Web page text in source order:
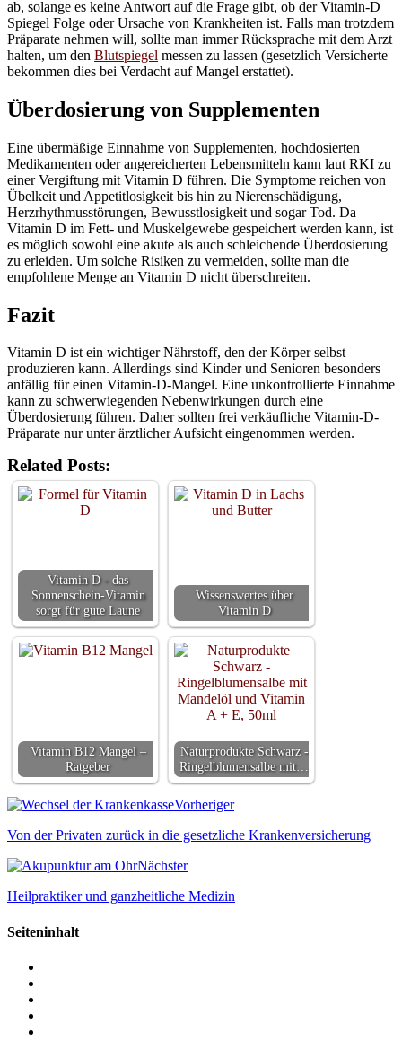
ab, solange es keine Antwort auf die Frage gibt, ob der Vitamin-D
Spiegel Folge oder Ursache von Krankheiten ist. Falls man trotzdem
Präparate nehmen will, sollte man immer Rücksprache mit dem Arzt
halten, um den Blutspiegel messen zu lassen (gesetzlich Versicherte
bekommen dies bei Verdacht auf Mangel erstattet).
Überdosierung von Supplementen
Eine übermäßige Einnahme von Supplementen, hochdosierten
Medikamenten oder angereicherten Lebensmitteln kann laut RKI zu
einer Vergiftung mit Vitamin D führen. Die Symptome reichen von
Übelkeit und Appetitlosigkeit bis hin zu Nierenschädigung,
Herzrhythmusstörungen, Bewusstlosigkeit und sogar Tod. Da
Vitamin D im Fett- und Muskelgewebe gespeichert werden kann, ist
es möglich sowohl eine akute als auch schleichende Überdosierung
zu erleiden. Um solche Risiken zu vermeiden, sollte man die
empfohlene Menge an Vitamin D nicht überschreiten.
Fazit
Vitamin D ist ein wichtiger Nährstoff, den der Körper selbst
produzieren kann. Allerdings sind Kinder und Senioren besonders
anfällig für einen Vitamin-D-Mangel. Eine unkontrollierte Einnahme
kann zu schwerwiegenden Nebenwirkungen durch eine
Überdosierung führen. Daher sollten frei verkäufliche Vitamin-D-
Präparate nur unter ärztlicher Aufsicht eingenommen werden.
Related Posts:
Vitamin D - das
Sonnenschein-Vitamin
sorgt für gute Laune
Wissenswertes über
Vitamin D
Vitamin B12 Mangel –
Ratgeber
Naturprodukte Schwarz -
Ringelblumensalbe mit…
Vorheriger
Von der Privaten zurück in die gesetzliche Krankenversicherung
Nächster
Heilpraktiker und ganzheitliche Medizin
Seiteninhalt